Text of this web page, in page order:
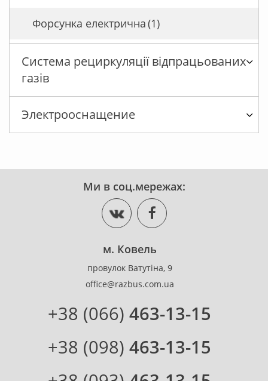
Форсунка електрична(1)
Система рециркуляції відпрацьованих
газів
Электрооснащение
Ми в соц.мережах:
м. Ковель
провулок Ватутіна, 9
office@razbus.com.ua
+38 (066) 463-13-15
+38 (098) 463-13-15